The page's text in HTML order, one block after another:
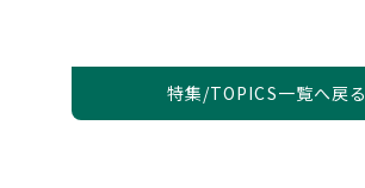
特集/TOPICS一覧へ戻る